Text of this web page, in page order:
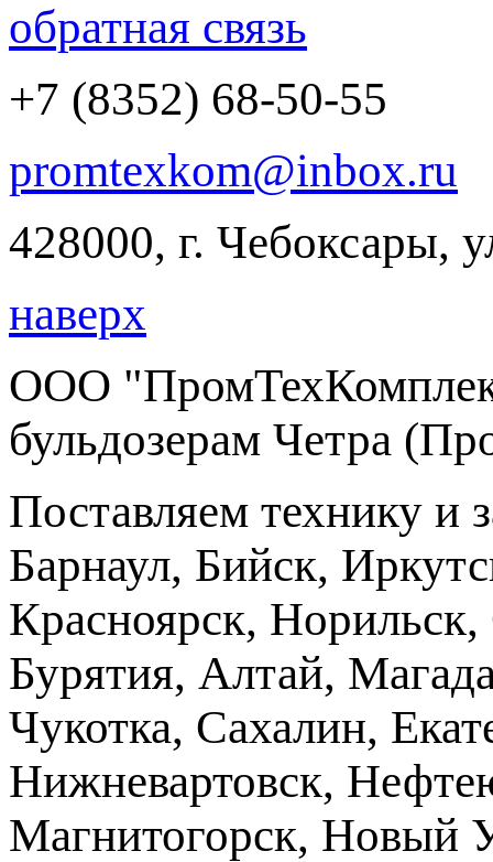
обратная связь
+7 (8352) 68-50-55
promtexkom@inbox.ru
428000, г. Чебоксары,
наверх
ООО
бульдозерам Четра
Поставляем технику и
Барнаул, Бийск,
Красноярск,
Бурятия, Алтай,
Чукотка, Сахалин,
Нижневартовск,
Магнитогорск, Новый